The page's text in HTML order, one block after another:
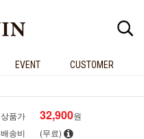
EVENT CUSTOMER
상품가 32,900원
배송비
(무료)